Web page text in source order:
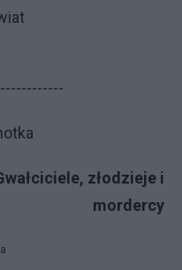
złodzieje i
mordercy